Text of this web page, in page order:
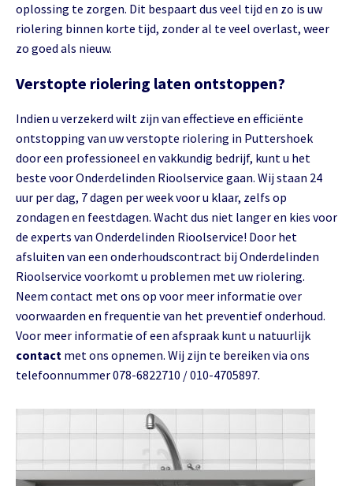
oplossing te zorgen. Dit bespaart dus veel tijd en zo is uw
riolering binnen korte tijd, zonder al te veel overlast, weer
zo goed als nieuw.
Verstopte riolering laten ontstoppen?
Indien u verzekerd wilt zijn van effectieve en efficiënte
ontstopping van uw verstopte riolering in Puttershoek
door een professioneel en vakkundig bedrijf, kunt u het
beste voor Onderdelinden Rioolservice gaan. Wij staan 24
uur per dag, 7 dagen per week voor u klaar, zelfs op
zondagen en feestdagen. Wacht dus niet langer en kies voor
de experts van Onderdelinden Rioolservice! Door het
afsluiten van een onderhoudscontract bij Onderdelinden
Rioolservice voorkomt u problemen met uw riolering.
Neem contact met ons op voor meer informatie over
voorwaarden en frequentie van het preventief onderhoud.
Voor meer informatie of een afspraak kunt u natuurlijk
contact met ons opnemen. Wij zijn te bereiken via ons
telefoonnummer 078-6822710 / 010-4705897.